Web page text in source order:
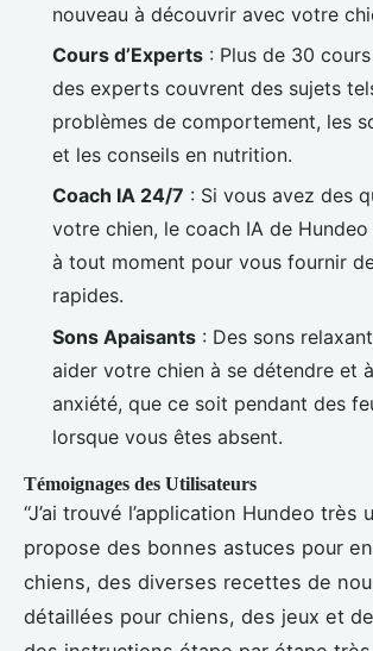
nouveau à découvrir avec votre
Cours d’Experts : Plus de 30
des experts couvrent des sujets
problèmes de comportement, les
et les conseils en nutrition.
Coach IA 24/7 : Si vous avez des
votre chien, le coach IA de
à tout moment pour vous fournir
rapides.
Sons Apaisants : Des sons
aider votre chien à se détendre et
anxiété, que ce soit pendant des
lorsque vous êtes absent.
Témoignages des Utilisateurs
“J’ai trouvé l’application Hundeo très
propose des bonnes astuces pour
chiens, des diverses recettes de
détaillées pour chiens, des jeux et